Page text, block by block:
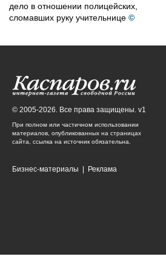
дело в отношении полицейских,
сломавших руку учительнице ©
© 2005-2026. Все права защищены. v1
При полном или частичном использовании
материалов, опубликованных на страницах
сайта, ссылка на источник обязательна.
Бизнес-материалы Реклама